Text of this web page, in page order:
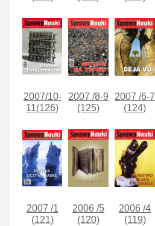
2007/10-
11(126)
2007 /8-9
(125)
2007 /6-7
(124)
2007 /1
(121)
2006 /5
(120)
2006 /4
(119)